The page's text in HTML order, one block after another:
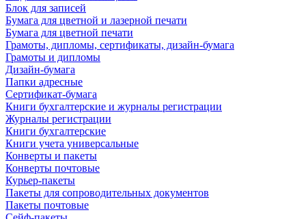
Блок для записей
Бумага для цветной и лазерной печати
Бумага для цветной печати
Грамоты, дипломы, сертификаты, дизайн-бумага
Грамоты и дипломы
Дизайн-бумага
Папки адресные
Сертификат-бумага
Книги бухгалтерские и журналы регистрации
Журналы регистрации
Книги бухгалтерские
Книги учета универсальные
Конверты и пакеты
Конверты почтовые
Курьер-пакеты
Пакеты для сопроводительных документов
Пакеты почтовые